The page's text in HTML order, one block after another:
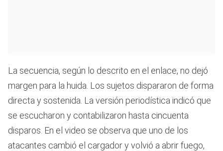
La secuencia, según lo descrito en el enlace, no dejó
margen para la huida. Los sujetos dispararon de forma
directa y sostenida. La versión periodística indicó que
se escucharon y contabilizaron hasta cincuenta
disparos. En el video se observa que uno de los
atacantes cambió el cargador y volvió a abrir fuego,